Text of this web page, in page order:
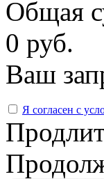
Общая
0 руб.
Ваш
Я согласен с